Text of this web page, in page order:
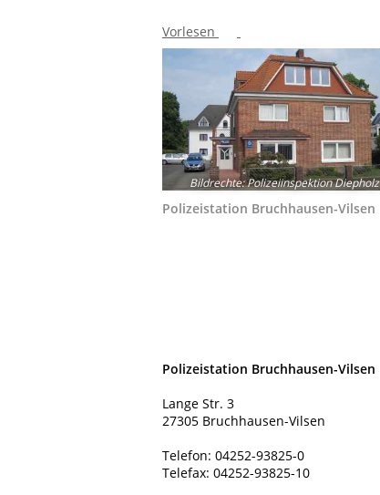
Vorlesen
Bildrechte:Polizeiinspektion Diepholz
Polizeistation Bruchhausen-Vilsen
Polizeistation Bruchhausen-Vilsen
Lange Str. 3
27305 Bruchhausen-Vilsen
Telefon: 04252-93825-0
Telefax: 04252-93825-10